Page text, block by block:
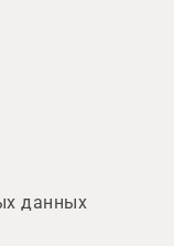
данных